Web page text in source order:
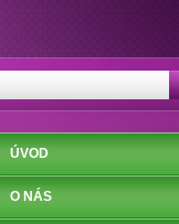
ÚVOD
O NÁS